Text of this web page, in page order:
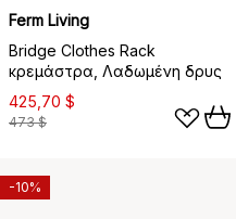
Ferm Living
Bridge Clothes Rack
κρεμάστρα, Λαδωμένη δρυς
425,70 $
473 $
-10%